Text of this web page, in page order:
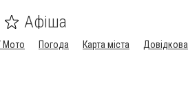
Афіша
Мото Погода Карта міста Довідкова